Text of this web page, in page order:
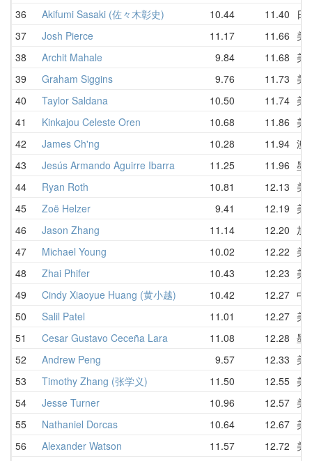
36
Akifumi Sasaki (佐々木彰史) 10.44 11.40
日
37
Josh Pierce 11.17 11.66 美
38
Archit Mahale 9.84 11.68 美
39
Graham Siggins 9.76 11.73 美
40
Taylor Saldana 10.50 11.74 美
41
Kinkajou Celeste Oren 10.68 11.86 美
42
James Ch'ng 10.28 11.94 澳
43
Jesús Armando Aguirre Ibarra 11.25 11.96 墨
44
Ryan Roth 10.81 12.13 美
45
Zoë Helzer 9.41 12.19 美
46
Jason Zhang 11.14 12.20 加
47
Michael Young 10.02 12.22 美
48
Zhai Phifer 10.43 12.23 美
49
Cindy Xiaoyue Huang (黄小越) 10.42 12.27 中
50
Salil Patel 11.01 12.27 美
51
Cesar Gustavo Ceceña Lara 11.08 12.28 墨
52
Andrew Peng 9.57 12.33 美
53
Timothy Zhang (张学义) 11.50 12.55 美
54
Jesse Turner 10.96 12.57 美
55
Nathaniel Dorcas 10.64 12.67 美
56
Alexander Watson 11.57 12.72 美